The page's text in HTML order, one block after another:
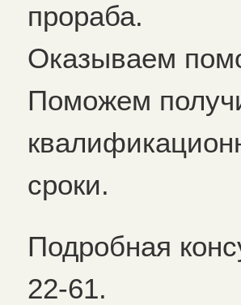
прораба.
Оказываем
Поможем
сроки.
Подробная
22-61.